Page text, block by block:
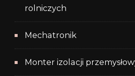
rolniczych
Mechatronik
Monter izolacji